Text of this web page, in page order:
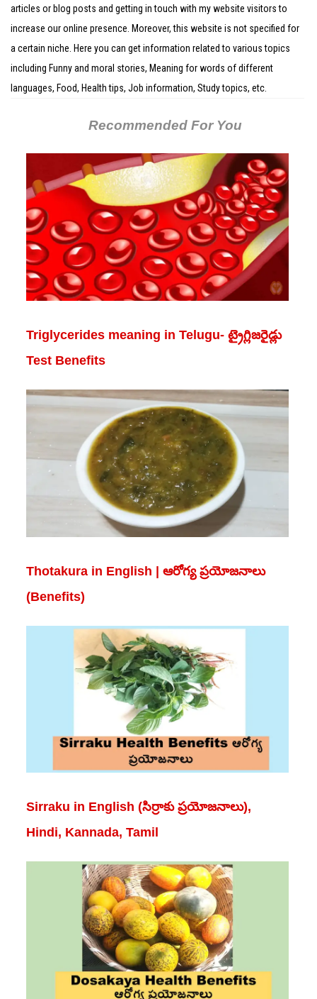
articles or blog posts and getting in touch with my website visitors to
increase our online presence. Moreover, this website is not specified for
a certain niche. Here you can get information related to various topics
including Funny and moral stories, Meaning for words of different
languages, Food, Health tips, Job information, Study topics, etc.
Recommended For You
Triglycerides meaning in Telugu- ట్రైగ్లిజరైడ్లు
Test Benefits
Thotakura in English | ఆరోగ్య ప్రయోజనాలు
(Benefits)
Sirraku in English (సిర్రాకు ప్రయోజనాలు),
Hindi, Kannada, Tamil